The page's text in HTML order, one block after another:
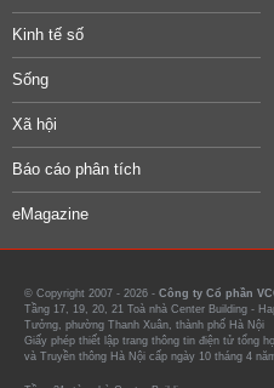
Kinh tế số
Sống
Xã hội
Báo cáo phân tích
eMagazine
© Copyright 2007 - 2026 - Công ty Cổ phần
Tầng 17, 19, 20, 21 Toà nhà Center Building -
Tưởng, phường Thanh Xuân, thành phố Hà Nội
Giấy phép thiết lập trang thông tin điện tử tổng
và Truyền thông Hà Nội cấp ngày 10 tháng 4